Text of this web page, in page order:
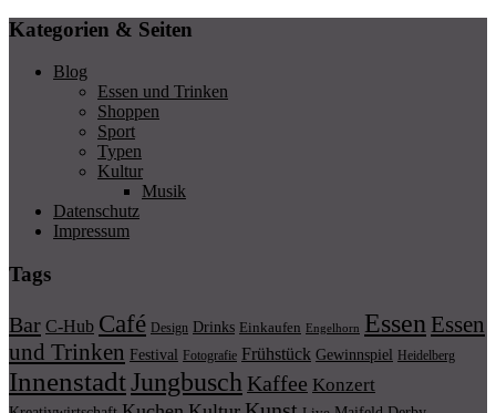
Kategorien & Seiten
Blog
Essen und Trinken
Shoppen
Sport
Typen
Kultur
Musik
Datenschutz
Impressum
Tags
Bar C-Hub Café Design Drinks Einkaufen Engelhorn Essen Essen
und Trinken Festival Fotografie Frühstück Gewinnspiel Heidelberg
InnenstadtJungbusch Kaffee Konzert